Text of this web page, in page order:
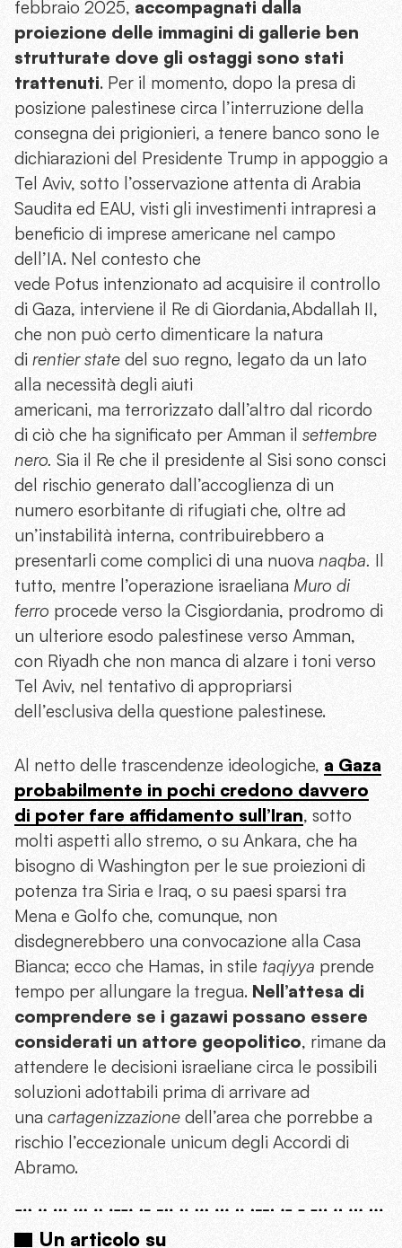
febbraio 2025, accompagnati dalla
proiezione delle immagini di gallerie ben
strutturate dove gli ostaggi sono stati
trattenuti. Per il momento, dopo la presa di
posizione palestinese circa l’interruzione della
consegna dei prigionieri, a tenere banco sono le
dichiarazioni del Presidente Trump in appoggio a
Tel Aviv, sotto l’osservazione attenta di Arabia
Saudita ed EAU, visti gli investimenti intrapresi a
beneficio di imprese americane nel campo
dell’IA. Nel contesto che
vede Potus intenzionato ad acquisire il controllo
di Gaza, interviene il Re di Giordania,Abdallah II,
che non può certo dimenticare la natura
di rentier state del suo regno, legato da un lato
alla necessità degli aiuti
americani, ma terrorizzato dall’altro dal ricordo
di ciò che ha significato per Amman il settembre
nero. Sia il Re che il presidente al Sisi sono consci
del rischio generato dall’accoglienza di un
numero esorbitante di rifugiati che, oltre ad
un’instabilità interna, contribuirebbero a
presentarli come complici di una nuova naqba. Il
tutto, mentre l’operazione israeliana Muro di
ferro procede verso la Cisgiordania, prodromo di
un ulteriore esodo palestinese verso Amman,
con Riyadh che non manca di alzare i toni verso
Tel Aviv, nel tentativo di appropriarsi
dell’esclusiva della questione palestinese.
Al netto delle trascendenze ideologiche, a Gaza
probabilmente in pochi credono davvero
di poter fare affidamento sull’Iran, sotto
molti aspetti allo stremo, o su Ankara, che ha
bisogno di Washington per le sue proiezioni di
potenza tra Siria e Iraq, o su paesi sparsi tra
Mena e Golfo che, comunque, non
disdegnerebbero una convocazione alla Casa
Bianca; ecco che Hamas, in stile taqiyya prende
tempo per allungare la tregua. Nell’attesa di
comprendere se i gazawi possano essere
considerati un attore geopolitico, rimane da
attendere le decisioni israeliane circa le possibili
soluzioni adottabili prima di arrivare ad
una cartagenizzazione dell’area che porrebbe a
rischio l’eccezionale unicum degli Accordi di
Abramo.
Un articolo su